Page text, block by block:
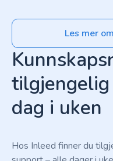
Les mer
dag i uken
Hos Inleed finner du